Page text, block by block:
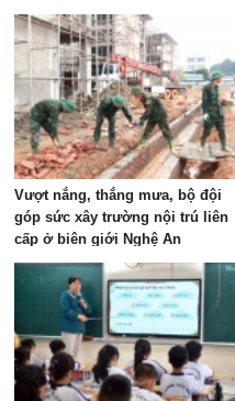
Vượt nắng, thắng mưa, bộ đội
góp sức xây trường nội trú liên
cấp ở biên giới Nghệ An